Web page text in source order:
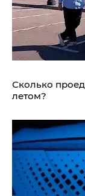
Сколько
летом?